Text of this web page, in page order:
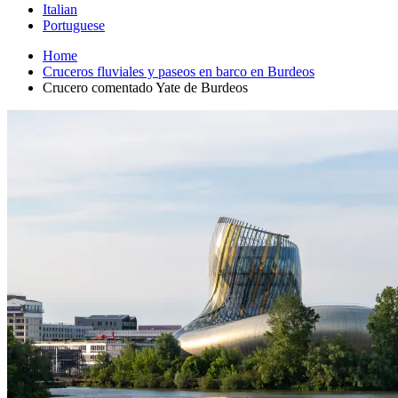
Italian
Portuguese
Home
Cruceros fluviales y paseos en barco en Burdeos
Crucero comentado Yate de Burdeos